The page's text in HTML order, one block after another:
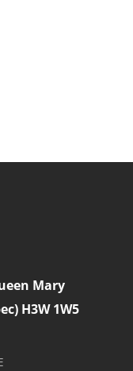
Mary
H3W 1W5